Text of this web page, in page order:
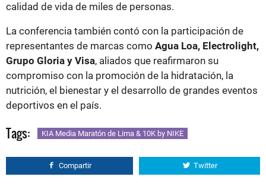
calidad de vida de miles de personas.
La conferencia también contó con la participación de
representantes de marcas como Agua Loa, Electrolight,
Grupo Gloria y Visa, aliados que reafirmaron su
compromiso con la promoción de la hidratación, la
nutrición, el bienestar y el desarrollo de grandes eventos
deportivos en el país.
Tags: KIA Media Maratón de Lima & 10K by NIKE
Compartir Twitter